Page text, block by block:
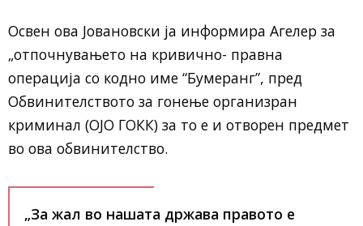
Освен ова Јовановски ја информира Агелер за
„отпочнувањето на кривично- правна
операција со кодно име “Бумеранг”, пред
Обвинителството за гонење организран
криминал (ОЈО ГОКК) за то е и отворен предмет
во ова обвинителство.
„За жал во нашата држава правото е